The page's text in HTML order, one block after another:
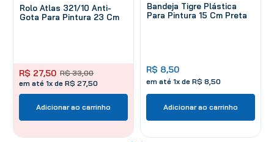
Rolo Atlas 321/10 Anti-
Gota Para Pintura 23 Cm
R$ 33,00
R$ 27,50
em até 1x de R$ 27,50
Adicionar ao carrinho
Bandeja Tigre Plástica
Para Pintura 15 Cm Preta
R$ 8,50
em até 1x de R$ 8 50
Adicionar ao carrinho